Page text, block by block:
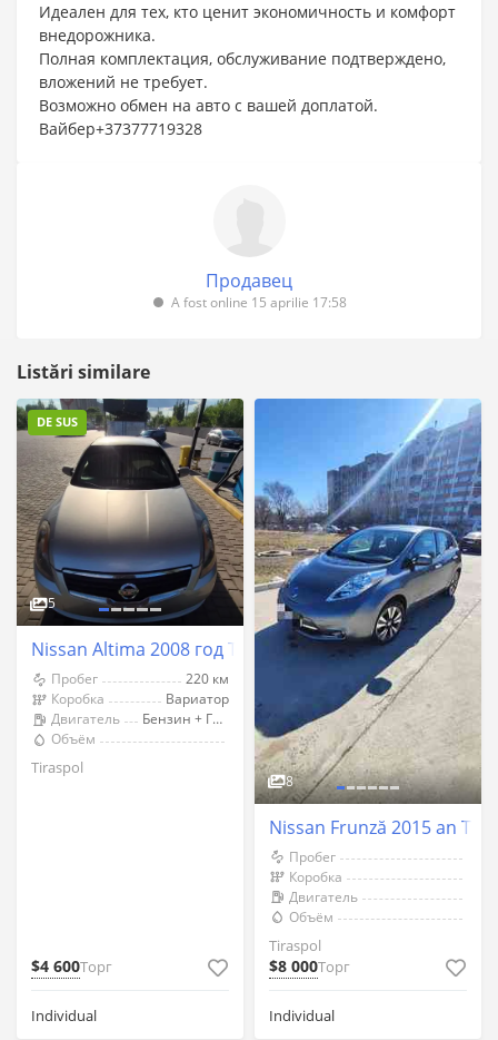
Идеален для тех, кто ценит экономичность и комфорт
внедорожника.
Полная комплектация, обслуживание подтверждено,
вложений не требует.
Возможно обмен на авто с вашей доплатой.
Вайбер+37377719328
Продавец
A fost online 15 aprilie 17:58
Listări similare
DE SUS
5
Nissan Altima 2008 год Тирасполь
Пробег
220 км
Коробка
Вариатор
Двигатель
Бензин + Газ (Метан)
Объём
Tiraspol
$4 600Торг
Individual
8
Nissan Frunză 2015 an
Пробег
Коробка
Двигатель
Объём
Tiraspol
$8 000Торг
Individual